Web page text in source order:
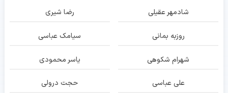
شادمهر عقیلی رضا شیری
روزبه بمانی سیامک عباسی
شهرام شکوهی یاسر محمودی
علی عباسی حجت درولی